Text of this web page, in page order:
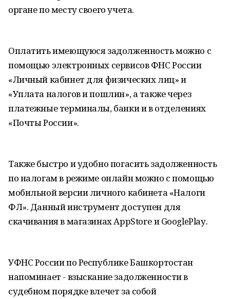
органе по месту своего учета.
Оплатить имеющуюся задолженность можно с
помощью электронных сервисов ФНС России
«Личный кабинет для физических лиц» и
«Уплата налогов и пошлин», а также через
платежные терминалы, банки и в отделениях
«Почты России».
Также быстро и удобно погасить задолженность
по налогам в режиме онлайн можно с помощью
мобильной версии личного кабинета «Налоги
ФЛ». Данный инструмент доступен для
скачивания в магазинах AppStorе и GooglePlaу.
УФНС России по Республике Башкортостан
напоминает - взыскание задолженности в
судебном порядке влечет за собой